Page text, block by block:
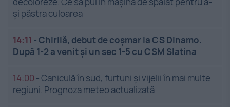
și păstra culoarea
14:11 -Chirilă, debut de coșmar la CS Dinamo.
După 1-2 a venit și un sec 1-5 cu CSM Slatina
14:00 -Caniculă în sud, furtuni și vijelii în mai multe
regiuni. Prognoza meteo actualizată